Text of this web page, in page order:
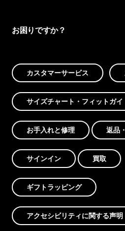
お困りですか？
カスタマーサービス
サイズチャート・フィットガイ
お手入れと修理 返品
サインイン 買取
ギフトラッピング
アクセシビリティに関する声明